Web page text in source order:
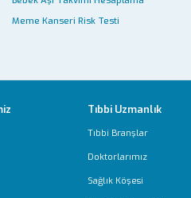
Meme Kanseri Risk Testi
Tıbbi Uzmanlık
Tıbbi Branşlar
Doktorlarımız
Sağlık Köşesi